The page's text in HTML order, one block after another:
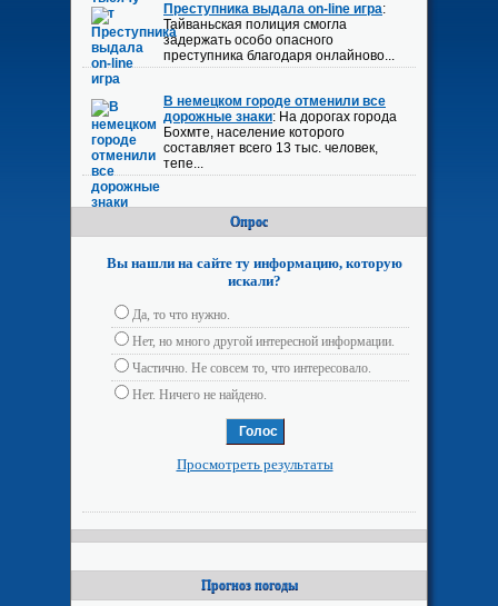
Преступника выдала on-line игра:
Тайваньская полиция смогла
задержать особо опасного
преступника благодаря онлайново...
В немецком городе отменили все
дорожные знаки: На дорогах города
Бохмте, население которого
составляет всего 13 тыс. человек,
тепе...
Опрос
Вы нашли на сайте ту информацию, которую
искали?
Да, то что нужно.
Нет, но много другой интересной информации.
Частично. Не совсем то, что интересовало.
Нет. Ничего не найдено.
Просмотреть результаты
Прогноз погоды